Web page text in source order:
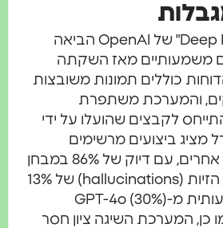
תכונת "Deep Research" של OpenAI הביאה
מאז השקתה
כוללים תמונות משובצות
והמערכת משתפרת
לקבצים שהועלו על ידי
ביצועים מרשימים
בהשוואה למודלים אחרים, עם דיוק של 86% במבחן
PersonQA ושיעור הזיות (hallucinations) של 13%
בלבד - נמוך משמעותית מ-GPT-4o (30%)
השיגה ציון חסר